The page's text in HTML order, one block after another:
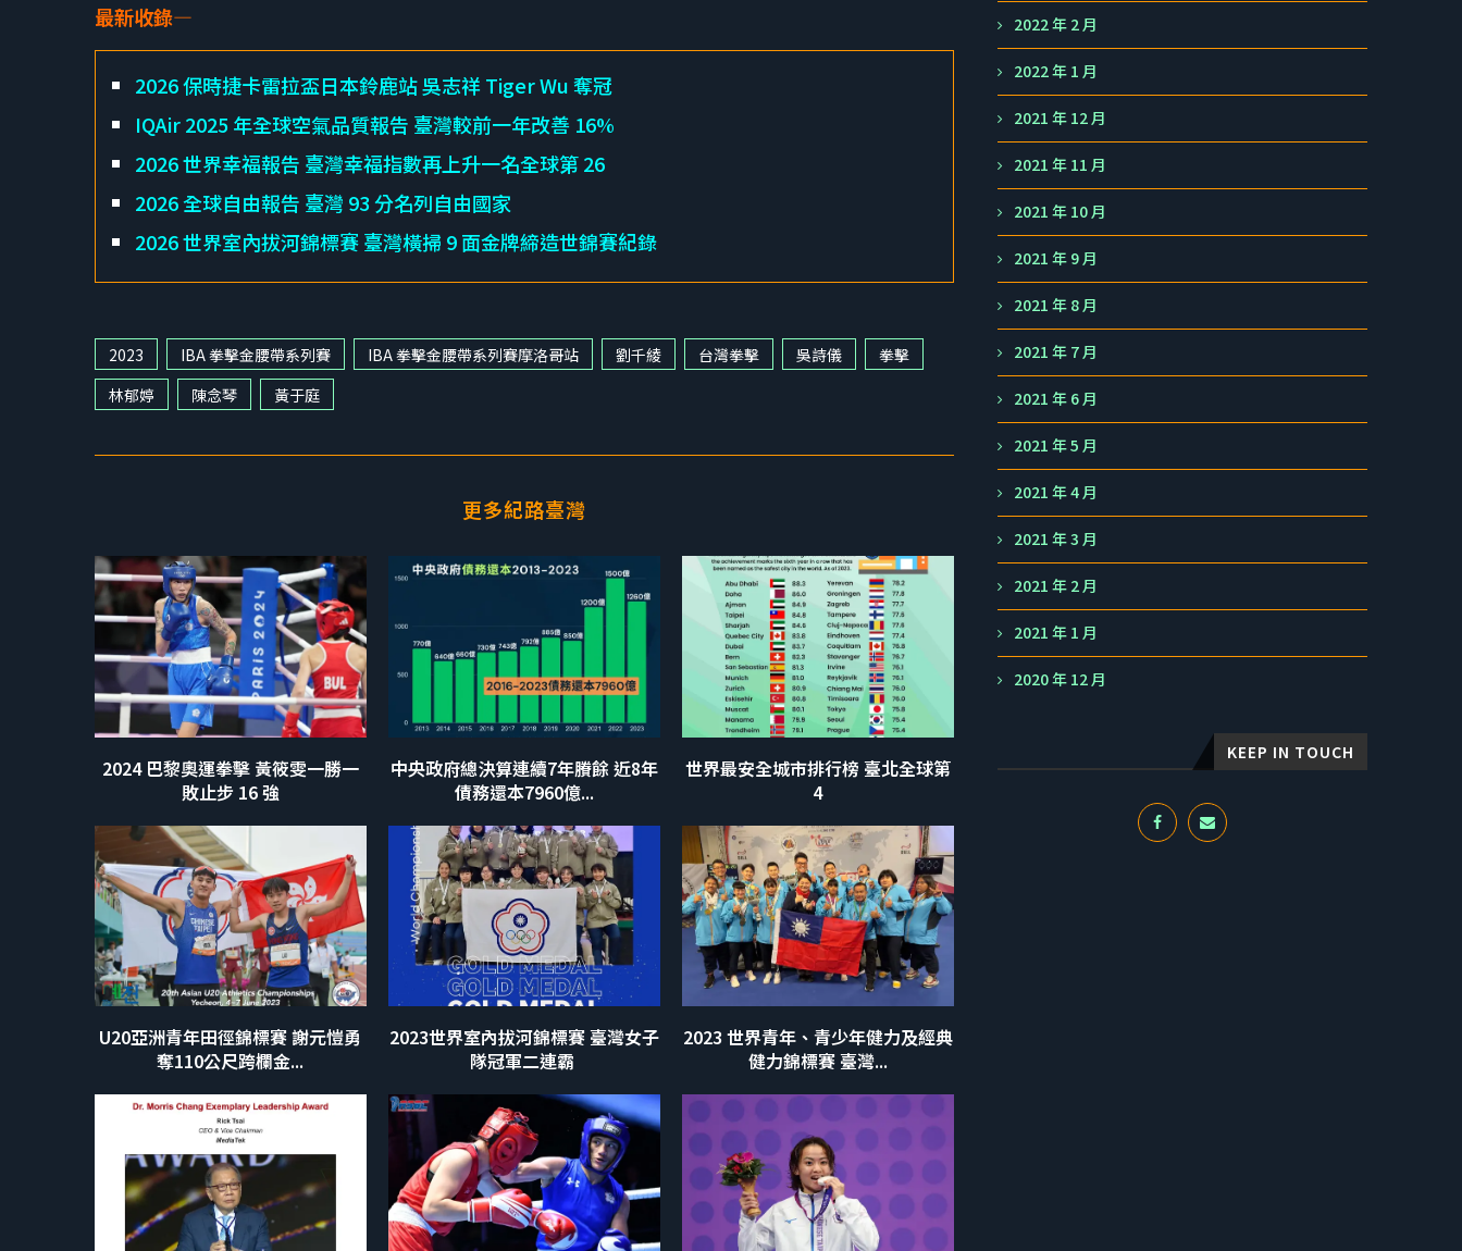
最新收錄—
2026 保時捷卡雷拉盃日本鈴鹿站 吳志祥 Tiger Wu 奪冠
IQAir 2025 年全球空氣品質報告 臺灣較前一年改善 16%
2026 世界幸福報告 臺灣幸福指數再上升一名全球第 26
2026 全球自由報告 臺灣 93 分名列自由國家
2026 世界室內拔河錦標賽 臺灣橫掃 9 面金牌締造世錦賽紀錄
2023 IBA 拳擊金腰帶系列賽 IBA 拳擊金腰帶系列賽摩洛哥站 劉千綾 台灣拳擊 吳詩儀
拳擊
林郁婷
陳念琴 黃于庭
更多紀路臺灣
2024 巴黎奧運拳擊 黃筱雯一勝一
敗止步 16 強
中央政府總決算連續7年賸餘 近8年
債務還本7960億...
世界最安全城市排行榜 臺北全球第
4
U20亞洲青年田徑錦標賽 謝元愷勇
奪110公尺跨欄金...
2023世界室內拔河錦標賽 臺灣女子
隊冠軍二連霸
2023 世界青年、青少年健力及經典
健力錦標賽 臺灣...
2022 年 2 月
2022 年 1 月
2021 年 12 月
2021 年 11 月
2021 年 10 月
2021 年 9 月
2021 年 8 月
2021 年 7 月
2021 年 6 月
2021 年 5 月
2021 年 4 月
2021 年 3 月
2021 年 2 月
2021 年 1 月
2020 年 12 月
KEEP IN TOUCH